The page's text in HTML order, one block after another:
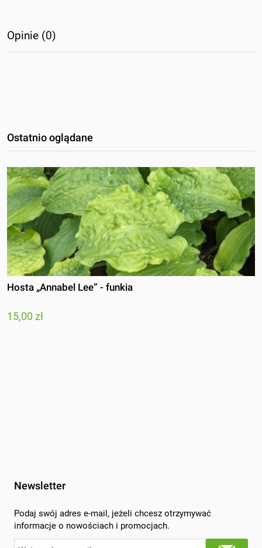
Opinie (0)
Ostatnio oglądane
Hosta „Annabel Lee” - funkia
15,00 zł
Newsletter
Podaj swój adres e-mail, jeżeli chcesz otrzymywać
informacje o nowościach i promocjach.